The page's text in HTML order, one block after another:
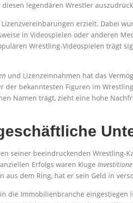
legendären Wrestler
erzielt. Dabei
in Videospielen oder anderen
Wrestling-Videospielen trägt
und Lizenzeinnahmen hat das
der bekanntesten Figuren im
Namen trägt, zieht eine hohe
seiner beeindruckenden Wrestling-
Erfolgs waren kluge
aus dem Ring, hat er sein Geld in
die Immobilienbranche eingestiegen